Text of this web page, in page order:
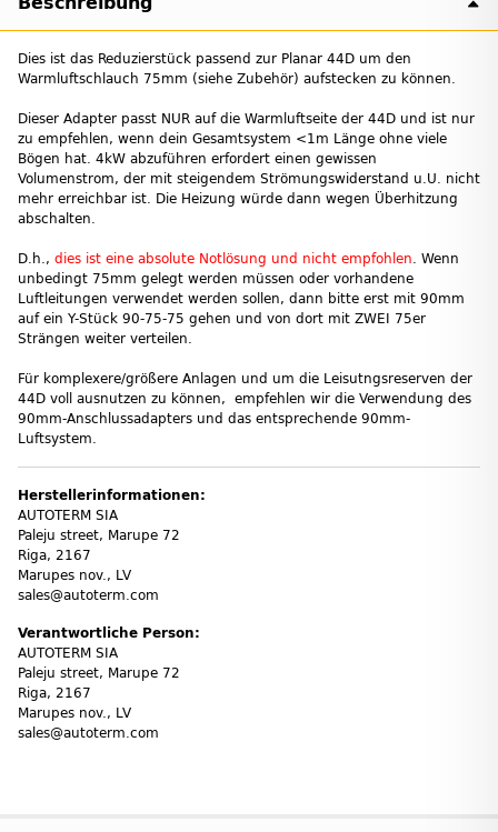
Dies ist das Reduzierstück passend zur Planar 44D um den
Warmluftschlauch 75mm (siehe Zubehör) aufstecken zu können.
Dieser Adapter passt NUR auf die Warmluftseite der 44D und ist nur
zu empfehlen, wenn dein Gesamtsystem <1m Länge ohne viele
Bögen hat. 4kW abzuführen erfordert einen gewissen
Volumenstrom, der mit steigendem Strömungswiderstand u.U. nicht
mehr erreichbar ist. Die Heizung würde dann wegen Überhitzung
abschalten.
D.h., dies ist eine absolute Notlösung und nicht empfohlen . Wenn
unbedingt 75mm gelegt werden müssen oder vorhandene
Luftleitungen verwendet werden sollen, dann bitte erst mit 90mm
auf ein Y-Stück 90-75-75 gehen und von dort mit ZWEI 75er
Strängen weiter verteilen.
Für komplexere/größere Anlagen und um die Leisutngsreserven der
44D voll ausnutzen zu können, empfehlen wir die Verwendung des
90mm-Anschlussadapters und das entsprechende 90mm-
Luftsystem.
Herstellerinformationen:
AUTOTERM SIA
Paleju street, Marupe 72
Riga, 2167
Marupes nov., LV
sales@autoterm.com
Verantwortliche Person:
AUTOTERM SIA
Paleju street, Marupe 72
Riga, 2167
Marupes nov., LV
sales@autoterm.com